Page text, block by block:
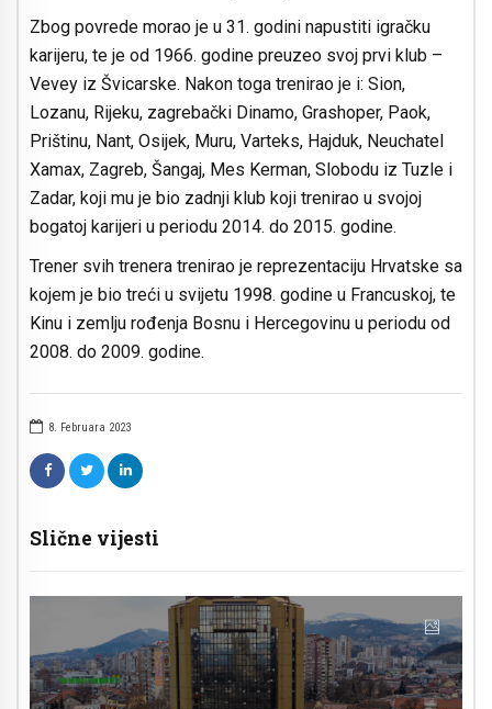
8. Februara 2023
Slične vijesti
Zbog povrede morao je u 31. godini napustiti igračku
karijeru, te je od 1966. godine preuzeo svoj prvi klub –
Vevey iz Švicarske. Nakon toga trenirao je i: Sion,
Lozanu, Rijeku, zagrebački Dinamo, Grashoper, Paok,
Prištinu, Nant, Osijek, Muru, Varteks, Hajduk, Neuchatel
Xamax, Zagreb, Šangaj, Mes Kerman, Slobodu iz Tuzle i
Zadar, koji mu je bio zadnji klub koji trenirao u svojoj
bogatoj karijeri u periodu 2014. do 2015. godine.
Trener svih trenera trenirao je reprezentaciju Hrvatske sa
kojem je bio treći u svijetu 1998. godine u Francuskoj, te
Kinu i zemlju rođenja Bosnu i Hercegovinu u periodu od
2008. do 2009. godine.